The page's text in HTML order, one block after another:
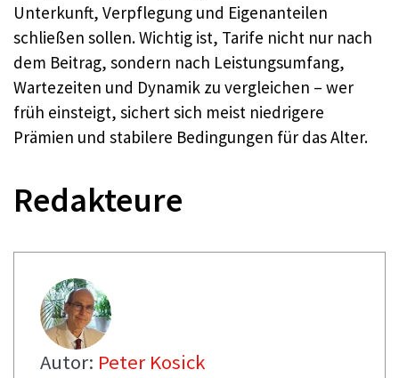
Unterkunft, Verpflegung und Eigenanteilen
schließen sollen. Wichtig ist, Tarife nicht nur nach
dem Beitrag, sondern nach Leistungsumfang,
Wartezeiten und Dynamik zu vergleichen – wer
früh einsteigt, sichert sich meist niedrigere
Prämien und stabilere Bedingungen für das Alter.​
Redakteure
Autor: Peter Kosick